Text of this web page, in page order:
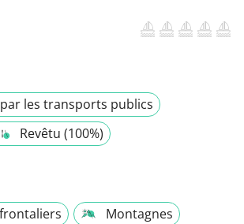
les transports publics
Revêtu (100%)
Montagnes